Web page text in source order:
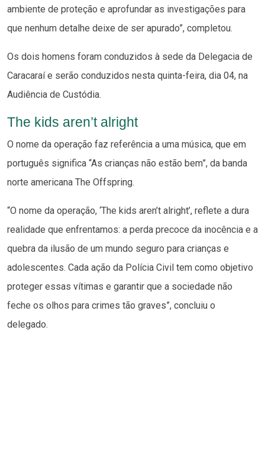
ambiente de proteção e aprofundar as investigações para
que nenhum detalhe deixe de ser apurado”, completou.
Os dois homens foram conduzidos à sede da Delegacia de
Caracaraí e serão conduzidos nesta quinta-feira, dia 04, na
Audiência de Custódia.
The kids aren’t alright
O nome da operação faz referência a uma música, que em
português significa “As crianças não estão bem”, da banda
norte americana The Offspring.
“O nome da operação, ‘The kids aren’t alright’, reflete a dura
realidade que enfrentamos: a perda precoce da inocência e a
quebra da ilusão de um mundo seguro para crianças e
adolescentes. Cada ação da Polícia Civil tem como objetivo
proteger essas vítimas e garantir que a sociedade não
feche os olhos para crimes tão graves”, concluiu o
delegado.